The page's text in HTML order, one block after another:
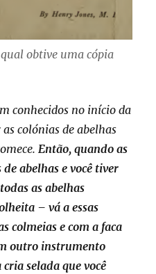
obtive uma cópia
conhecidos no início da
colónias de abelhas
Então, quando as
abelhas e você tiver
as abelhas
– vá a essas
colmeias e com a faca
outro instrumento
selada que você